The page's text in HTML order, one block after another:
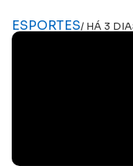
ESPORTES/ HÁ 3